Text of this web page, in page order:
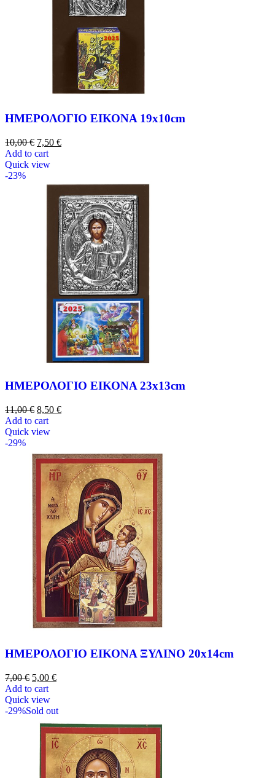
ΗΜΕΡΟΛΟΓΙΟ ΕΙΚΟΝΑ 19x10cm
10,00€ 7,50 €
Add to cart
Quick view
-23%
ΗΜΕΡΟΛΟΓΙΟ ΕΙΚΟΝΑ 23x13cm
11,00€ 8,50 €
Add to cart
Quick view
-29%
ΗΜΕΡΟΛΟΓΙΟ ΕΙΚΟΝΑ ΞΥΛΙΝΟ 20x14cm
7,00€ 5,00 €
Add to cart
Quick view
-29%Sold out